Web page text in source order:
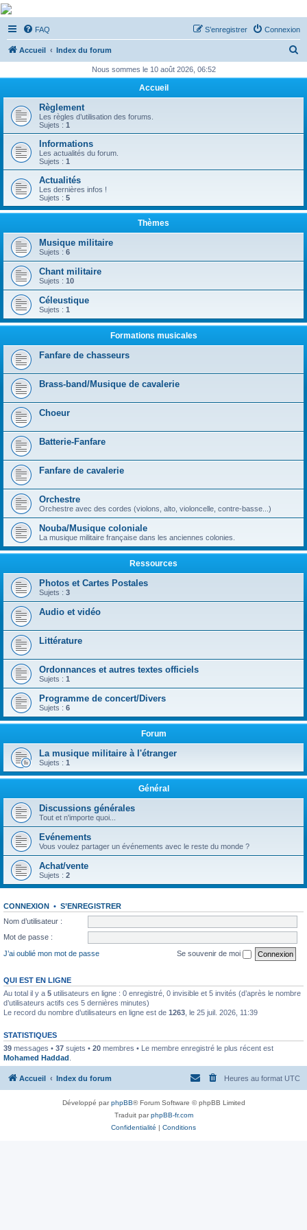
De Musicae Militari -
Forums
Forums de discussions
FAQ Connexion
S’enregistrer
Accueil Index du forum
h
r
Nous sommes le 10 août 2026, 06:52
Accueil
Règlement
Les règles d’utilisation des forums.
Sujets : 1
Informations
Les actualités du forum.
Sujets : 1
Actualités
Les dernières infos !
Sujets : 5
Thèmes
Musique militaire
Sujets : 6
Chant militaire
Sujets : 10
Céleustique
Sujets : 1
Formations musicales
Fanfare de chasseurs
Brass-band/Musique de cavalerie
Choeur
Batterie-Fanfare
Fanfare de cavalerie
Orchestre
Orchestre avec des cordes (violons, alto, violoncelle, contre-basse...)
Nouba/Musique coloniale
La musique militaire française dans les anciennes colonies.
Ressources
Photos et Cartes Postales
Sujets : 3
Audio et vidéo
Littérature
Ordonnances et autres textes officiels
Sujets : 1
Programme de concert/Divers
Sujets : 6
Forum
La musique militaire à l'étranger
Sujets : 1
Général
Discussions générales
Tout et n'importe quoi...
Evénements
Vous voulez partager un événements avec le reste du monde ?
Achat/vente
Sujets : 2
CONNEXION • S’ENREGISTRER
Nom d’utilisateur :
Mot de passe :
J’ai oublié mon mot de passe
Se souvenir de moi
QUI EST EN LIGNE
Au total il y a 5 utilisateurs en ligne : 0 enregistré, 0 invisible et 5 invités (d’après le nombre
d’utilisateurs actifs ces 5 dernières minutes)
Le record du nombre d’utilisateurs en ligne est de 1263 , le 25 juil. 2026, 11:39
STATISTIQUES
39 messages • 37 sujets • 20 membres • Le membre enregistré le plus récent est
Mohamed Haddad
Accueil Index du forum Heures au format UTC
Développé parphpBB® Forum Software © phpBB Limited
Traduit parphpBB-fr.com
Confidentialité | Conditions